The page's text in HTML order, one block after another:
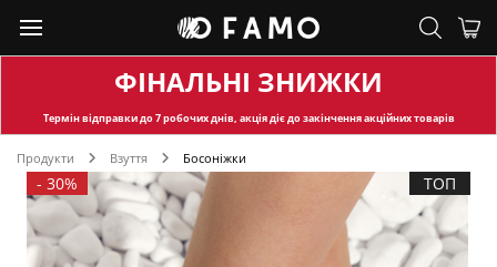
ФІНАЛЬНІ ЗНИЖКИ
Термін відправкидо 7 робочих днів, акція діє до закінчення акційних товарів
Продукти Взуття Босоніжки
- 30% ТОП